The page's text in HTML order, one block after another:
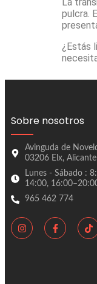
pulcra.
¿Estás
Sobre nosotros
Avinguda de
03206 Elx, Alicante
Lunes - Sábado :
14:00,
965 462 774